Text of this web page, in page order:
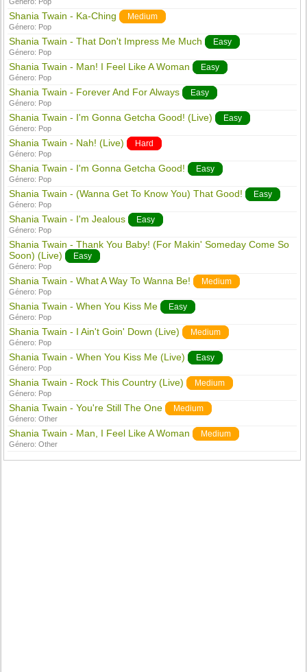
Shania Twain - Ka-Ching Medium
Género: Pop
Shania Twain - That Don't Impress Me Much Easy
Género: Pop
Shania Twain - Man! I Feel Like A Woman Easy
Género: Pop
Shania Twain - Forever And For Always Easy
Género: Pop
Shania Twain - I'm Gonna Getcha Good! (Live) Easy
Género: Pop
Shania Twain - Nah! (Live) Hard
Género: Pop
Shania Twain - I'm Gonna Getcha Good! Easy
Género: Pop
Shania Twain - (Wanna Get To Know You) That Good! Easy
Género: Pop
Shania Twain - I'm Jealous Easy
Género: Pop
Shania Twain - Thank You Baby! (For Makin' Someday Come So
Soon) (Live)
Easy
Género: Pop
Shania Twain - What A Way To Wanna Be! Medium
Género: Pop
Shania Twain - When You Kiss Me Easy
Género: Pop
Shania Twain - I Ain't Goin' Down (Live) Medium
Género: Pop
Shania Twain - When You Kiss Me (Live) Easy
Género: Pop
Shania Twain - Rock This Country (Live) Medium
Género: Pop
Shania Twain - You're Still The One Medium
Género:Other
Shania Twain - Man, I Feel Like A Woman Medium
Género:Other